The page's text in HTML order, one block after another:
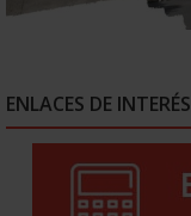
ENLACES DE INTERÉS